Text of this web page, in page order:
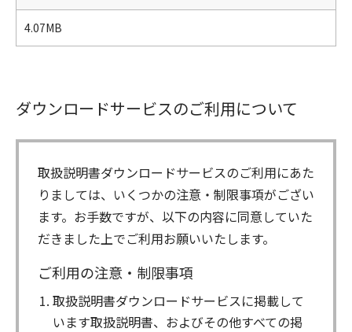
4.07MB
ダウンロードサービスのご利用について
取扱説明書ダウンロードサービスのご利用にあた
りましては、いくつかの注意・制限事項がござい
ます。お手数ですが、以下の内容に同意していた
だきました上でご利用お願いいたします。
ご利用の注意・制限事項
取扱説明書ダウンロードサービスに掲載して
います取扱説明書、およびその他すべての掲